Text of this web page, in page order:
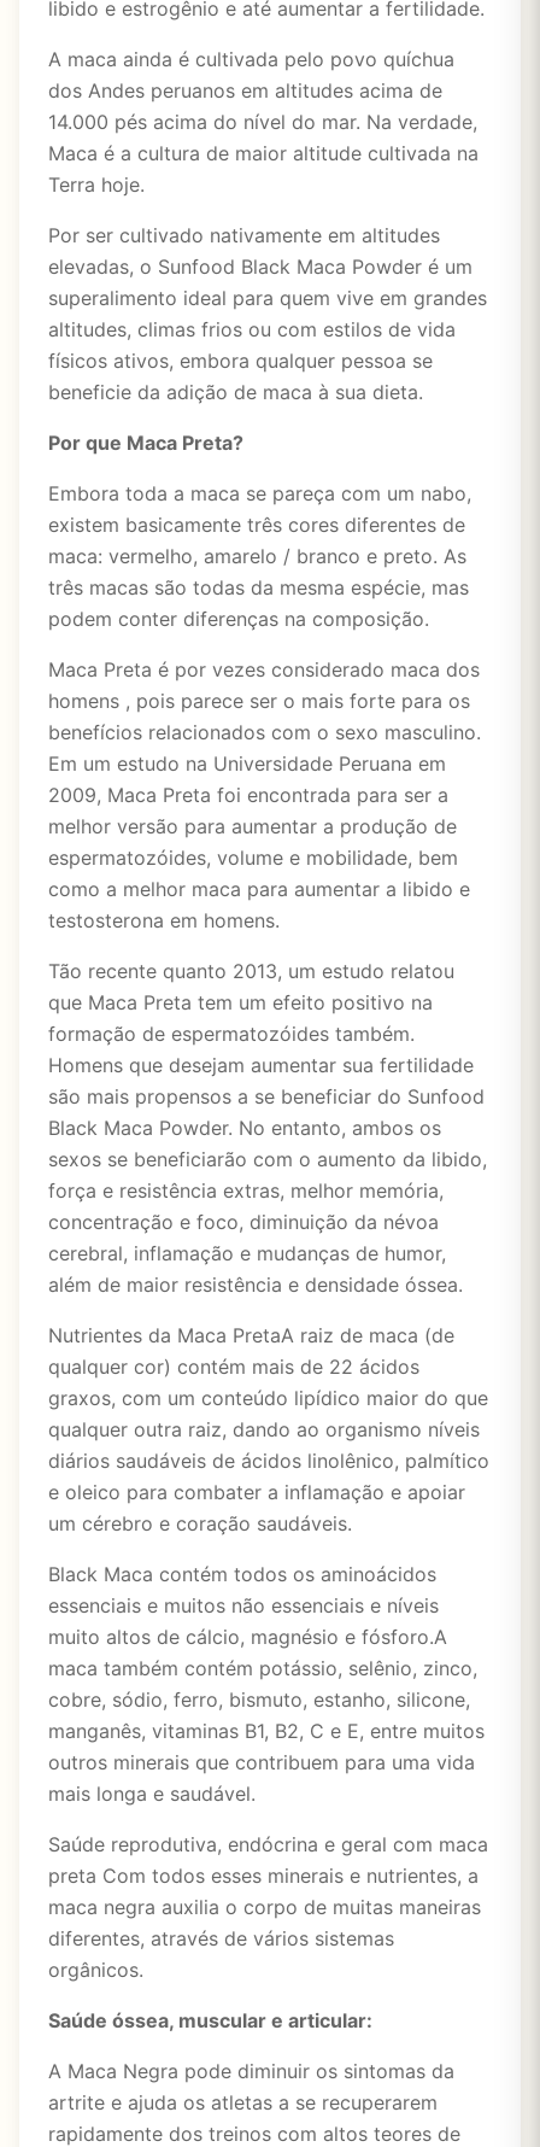
libido e estrogênio e até aumentar a fertilidade.
A maca ainda é cultivada pelo povo quíchua
dos Andes peruanos em altitudes acima de
14.000 pés acima do nível do mar. Na verdade,
Maca é a cultura de maior altitude cultivada na
Terra hoje.
Por ser cultivado nativamente em altitudes
elevadas, o Sunfood Black Maca Powder é um
superalimento ideal para quem vive em grandes
altitudes, climas frios ou com estilos de vida
físicos ativos, embora qualquer pessoa se
beneficie da adição de maca à sua dieta.
Por que Maca Preta?
Embora toda a maca se pareça com um nabo,
existem basicamente três cores diferentes de
maca: vermelho, amarelo / branco e preto. As
três macas são todas da mesma espécie, mas
podem conter diferenças na composição.
Maca Preta é por vezes considerado maca dos
homens , pois parece ser o mais forte para os
benefícios relacionados com o sexo masculino.
Em um estudo na Universidade Peruana em
2009, Maca Preta foi encontrada para ser a
melhor versão para aumentar a produção de
espermatozóides, volume e mobilidade, bem
como a melhor maca para aumentar a libido e
testosterona em homens.
Tão recente quanto 2013, um estudo relatou
que Maca Preta tem um efeito positivo na
formação de espermatozóides também.
Homens que desejam aumentar sua fertilidade
são mais propensos a se beneficiar do Sunfood
Black Maca Powder. No entanto, ambos os
sexos se beneficiarão com o aumento da libido,
força e resistência extras, melhor memória,
concentração e foco, diminuição da névoa
cerebral, inflamação e mudanças de humor,
além de maior resistência e densidade óssea.
Nutrientes da Maca PretaA raiz de maca (de
qualquer cor) contém mais de 22 ácidos
graxos, com um conteúdo lipídico maior do que
qualquer outra raiz, dando ao organismo níveis
diários saudáveis de ácidos linolênico, palmítico
e oleico para combater a inflamação e apoiar
um cérebro e coração saudáveis.
Black Maca contém todos os aminoácidos
essenciais e muitos não essenciais e níveis
muito altos de cálcio, magnésio e fósforo.A
maca também contém potássio, selênio, zinco,
cobre, sódio, ferro, bismuto, estanho, silicone,
manganês, vitaminas B1, B2, C e E, entre muitos
outros minerais que contribuem para uma vida
mais longa e saudável.
Saúde reprodutiva, endócrina e geral com maca
preta Com todos esses minerais e nutrientes, a
maca negra auxilia o corpo de muitas maneiras
diferentes, através de vários sistemas
orgânicos.
Saúde óssea, muscular e articular:
A Maca Negra pode diminuir os sintomas da
artrite e ajuda os atletas a se recuperarem
rapidamente dos treinos com altos teores de